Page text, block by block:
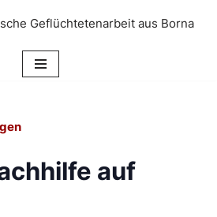
Geflüchtetenarbeit aus Borna
auf